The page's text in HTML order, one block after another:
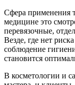
Сфера применения
медицине это
перевязочные,
Везде, где нет
соблюдение
становится
В косметологии и